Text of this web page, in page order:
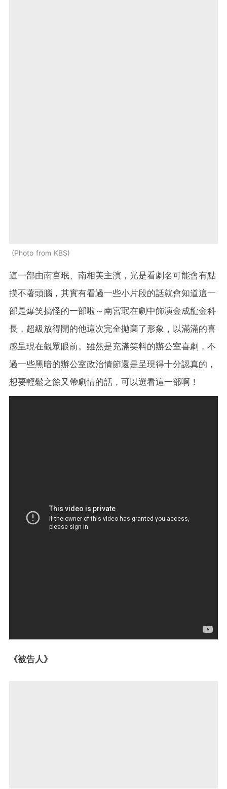
Photo from KBS
這一部由南宮珉、南相美主演，光是看劇名可能會有點
摸不著頭腦，其實有看過一些小片段的話就會知道這一
部是爆笑搞怪的一部啦～南宮珉在劇中飾演金成龍金科
長，超級放得開的他這次完全拋棄了形象，以滿滿的喜
感呈現在觀眾眼前。雖然是充滿笑料的辦公室喜劇，不
過一些黑暗的辦公室政治情節還是呈現得十分認真的，
想要輕鬆之餘又帶劇情的話，可以選看這一部啊！
《被告人》